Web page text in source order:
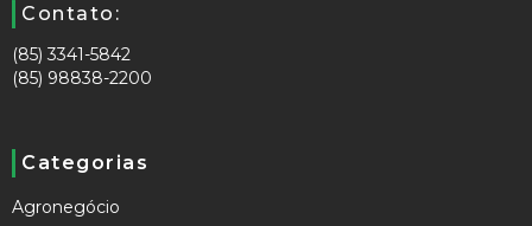
Contato:
(85) 3341-5842
(85) 98838-2200
Categorias
Agronegócio